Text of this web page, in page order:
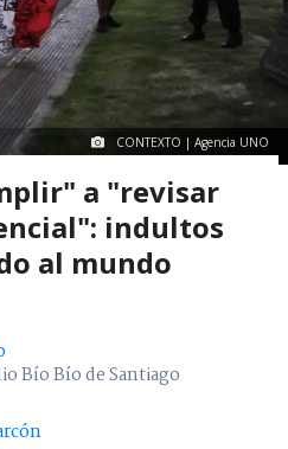
CONTEXTO | Agencia UNO
a "revisar
indultos
al mundo
Bío Bío de Santiago